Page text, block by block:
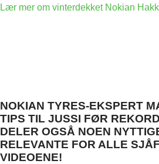
Lær mer om vinterdekket Nokian
NOKIAN TYRES-EKSPERT
TIPS TIL JUSSI FØR
DELER OGSÅ NOEN
RELEVANTE FOR ALLE
VIDEOENE!